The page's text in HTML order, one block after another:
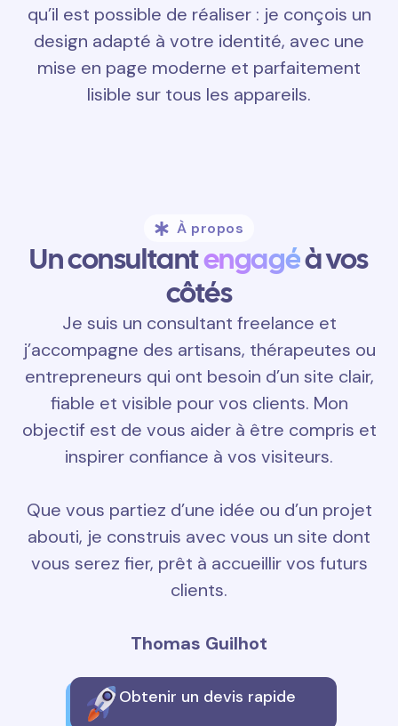
qu’il est possible de réaliser : je conçois un
design adapté à votre identité, avec une
mise en page moderne et parfaitement
lisible sur tous les appareils.
À propos
Un consultantengagéà vos
côtés
Je suis un consultant freelance et
j’accompagne des artisans, thérapeutes ou
entrepreneurs qui ont besoin d’un site clair,
fiable et visible pour vos clients. Mon
objectif est de vous aider à être compris et
inspirer confiance à vos visiteurs.
Que vous partiez d’une idée ou d’un projet
abouti, je construis avec vous un site dont
vous serez fier, prêt à accueillir vos futurs
clients.
Thomas Guilhot
Obtenir un devis rapide